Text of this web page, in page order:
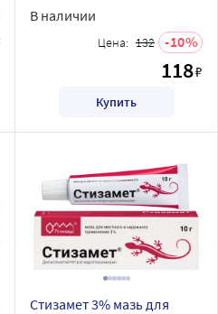
В наличии
Цена: 132 10
118₽
Купить
Стизамет 3% мазь для